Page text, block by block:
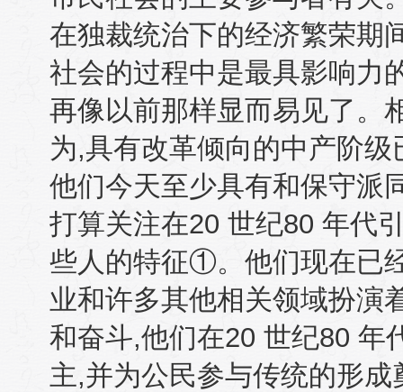
在独裁统治下的经济繁荣期
社会的过程中是最具影响力
再像以前那样显而易见了。
为,具有改革倾向的中产阶
他们今天至少具有和保守派
打算关注在20 世纪80 年代
些人的特征①。他们现在已
业和许多其他相关领域扮演
和奋斗,他们在20 世纪80 年
主,并为公民参与传统的形